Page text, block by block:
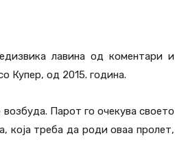
лавина од коментари и
Купер, од 2015. година.
Парот го очекува своето
која треба да роди оваа пролет,